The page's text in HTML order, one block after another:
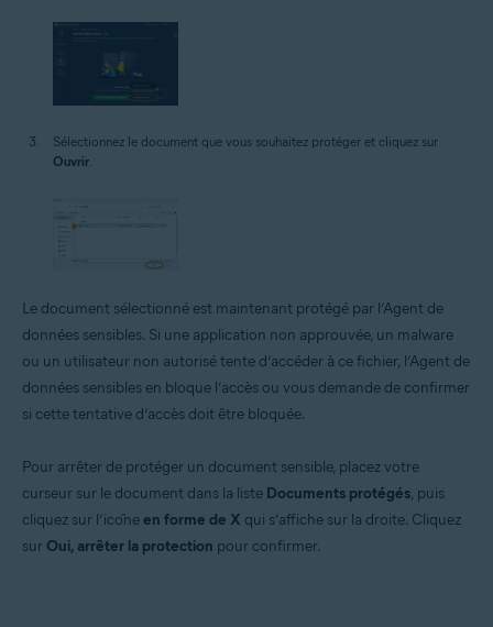
Sélectionnez le document que vous souhaitez protéger et cliquez sur
Ouvrir.
Le document sélectionné est maintenant protégé par l’Agent de
données sensibles. Si une application non approuvée, un malware
ou un utilisateur non autorisé tente d’accéder à ce fichier, l’Agent de
données sensibles en bloque l’accès ou vous demande de confirmer
si cette tentative d’accès doit être bloquée.
Pour arrêter de protéger un document sensible, placez votre
curseur sur le document dans la liste Documents protégés, puis
cliquez sur l’icôneen forme de X qui s’affiche sur la droite. Cliquez
sur Oui, arrêter la protection pour confirmer.